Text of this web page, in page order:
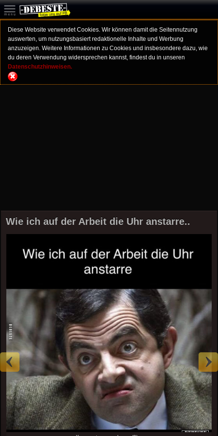
Diese Website verwendet Cookies. Wir können damit die Seitennutzung
auswerten, um nutzungsbasiert redaktionelle Inhalte und Werbung
anzuzeigen. Weitere Informationen zu Cookies und insbesondere dazu, wie
du deren Verwendung widersprechen kannst, findest du in unseren
Datenschutzhinweisen.
Wie ich auf der Arbeit die Uhr anstarre..